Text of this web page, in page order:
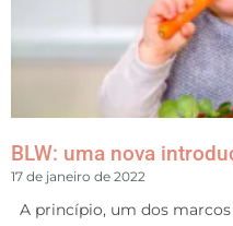
BLW: uma nova
17 de janeiro de 2022
A princípio, um dos